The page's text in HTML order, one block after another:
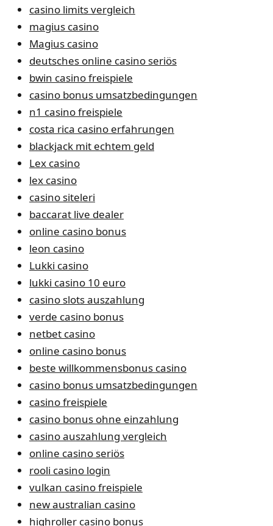
casino limits vergleich
magius casino
Magius casino
deutsches online casino seriös
bwin casino freispiele
casino bonus umsatzbedingungen
n1 casino freispiele
costa rica casino erfahrungen
blackjack mit echtem geld
Lex casino
lex casino
casino siteleri
baccarat live dealer
online casino bonus
leon casino
Lukki casino
lukki casino 10 euro
casino slots auszahlung
verde casino bonus
netbet casino
online casino bonus
beste willkommensbonus casino
casino bonus umsatzbedingungen
casino freispiele
casino bonus ohne einzahlung
casino auszahlung vergleich
online casino seriös
rooli casino login
vulkan casino freispiele
new australian casino
highroller casino bonus